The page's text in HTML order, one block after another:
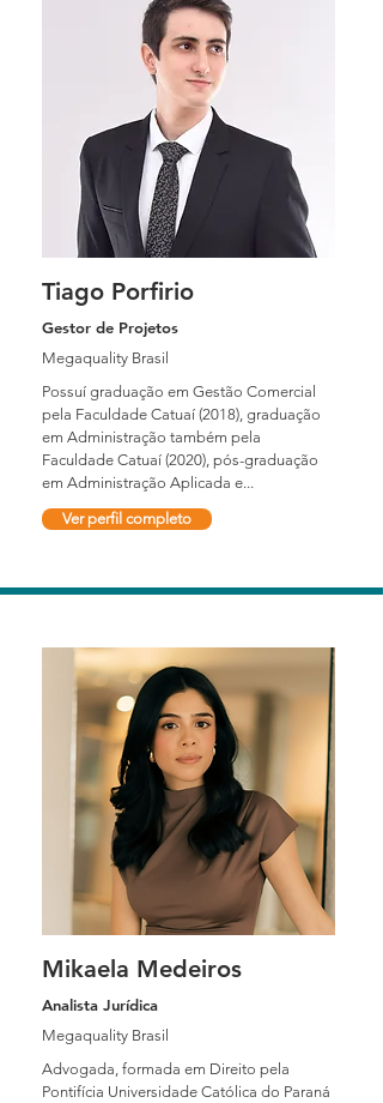
Ver perfil completo
Tiago Porfirio
Gestor de Projetos
Megaquality Brasil
Possuí graduação em Gestão Comercial
pela Faculdade Catuaí (2018), graduação
em Administração também pela
Faculdade Catuaí (2020), pós-graduação
em Administração Aplicada e...
Mikaela Medeiros
Analista Jurídica
Megaquality Brasil
Advogada, formada em Direito pela
Pontifícia Universidade Católica do Paraná